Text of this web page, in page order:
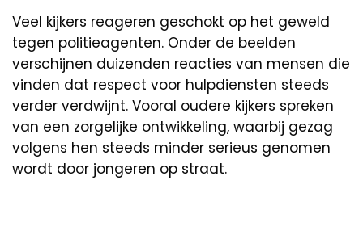
Veel kijkers reageren geschokt op het geweld
tegen politieagenten. Onder de beelden
verschijnen duizenden reacties van mensen die
vinden dat respect voor hulpdiensten steeds
verder verdwijnt. Vooral oudere kijkers spreken
van een zorgelijke ontwikkeling, waarbij gezag
volgens hen steeds minder serieus genomen
wordt door jongeren op straat.